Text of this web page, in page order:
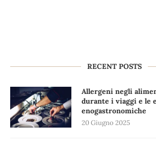
RECENT POSTS
Allergeni negli
durante i viaggi e le
enogastronomiche
20 Giugno 2025